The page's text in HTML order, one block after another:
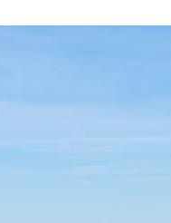
Marquenterre